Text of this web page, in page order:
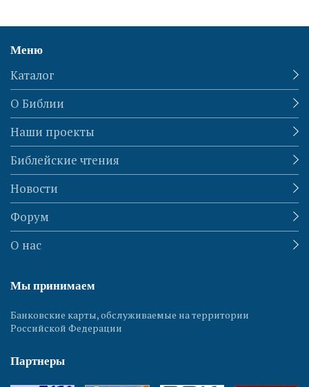
Меню
Каталог
О Библии
Наши проекты
Библейские чтения
Новости
Форум
О нас
Мы принимаем
Банковские карты, обслуживаемые на территории
Российской Федерации
Партнеры